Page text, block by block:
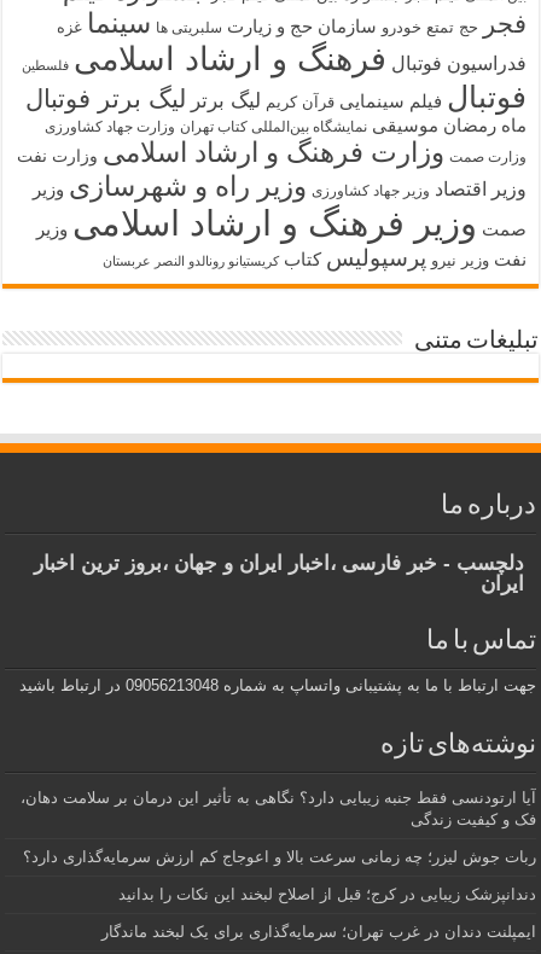
فجر
حج تمتع خودرو سازمان حج و زیارت سلبریتی ها سینما غزه
فدراسیون فوتبال فرهنگ و ارشاد اسلامی فلسطین
فوتبال فیلم سینمایی قرآن کریم لیگ برتر لیگ برتر فوتبال
ماه رمضان موسیقی نمایشگاه بین‌المللی کتاب تهران وزارت جهاد کشاورزی
وزارت صمت وزارت فرهنگ و ارشاد اسلامی وزارت نفت
وزیر اقتصاد وزیر جهاد کشاورزی وزیر راه و شهرسازی وزیر
صمت وزیر فرهنگ و ارشاد اسلامی وزیر
نفت وزیر نیرو پرسپولیس کتاب کریستیانو رونالدو النصر عربستان
تبلیغات متنی
درباره ما
دلچسب - خبر فارسی ،اخبار ایران و جهان ،بروز ترین اخبار
ایران
تماس با ما
جهت ارتباط با ما به پشتیبانی واتساپ به شماره 09056213048 در ارتباط باشید
نوشته‌های تازه
آیا ارتودنسی فقط جنبه زیبایی دارد؟ نگاهی به تأثیر این درمان بر سلامت دهان،
فک و کیفیت زندگی
ربات جوش لیزر؛ چه زمانی سرعت بالا و اعوجاج کم ارزش سرمایه‌گذاری دارد؟
دندانپزشک زیبایی در کرج؛ قبل از اصلاح لبخند این نکات را بدانید
ایمپلنت دندان در غرب تهران؛ سرمایه‌گذاری برای یک لبخند ماندگار